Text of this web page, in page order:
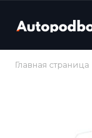
Главная страница